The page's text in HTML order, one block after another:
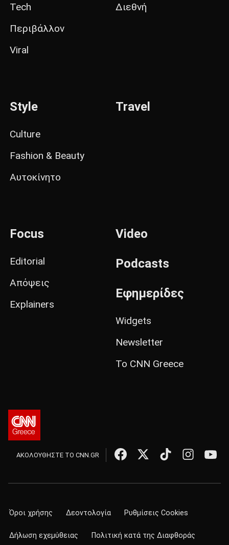
Tech
Περιβάλλον
Viral
Διεθνή
Style
Culture
Fashion & Beauty
Αυτοκίνητο
Travel
Focus
Editorial
Απόψεις
Explainers
Video
Podcasts
Εφημερίδες
Widgets
Newsletter
Το CNN Greece
ΑΚΟΛΟΥΘΗΣΤΕ ΤΟ CNN.GR
Όροι χρήσης Δεοντολογία Ρυθμίσεις Cookies
Δήλωση εχεμύθειας Πολιτική κατά της Διαφθοράς